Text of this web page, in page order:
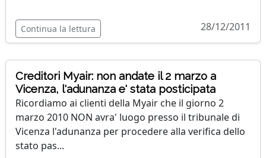
Continua la lettura 28/12/2011
Creditori Myair: non andate il 2 marzo a
Vicenza, l'adunanza e' stata posticipata
Ricordiamo ai clienti della Myair che il giorno 2
marzo 2010 NON avra' luogo presso il tribunale di
Vicenza l'adunanza per procedere alla verifica dello
stato pas...